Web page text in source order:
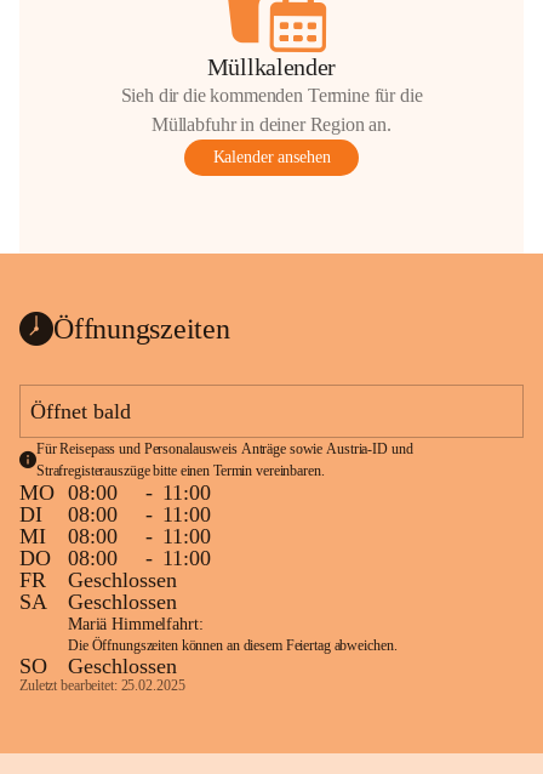
Müllkalender
Sieh dir die kommenden Termine für die
Müllabfuhr in deiner Region an.
Kalender ansehen
Öffnungszeiten
Öffnet bald
Für Reisepass und Personalausweis Anträge sowie Austria-ID und
Strafregisterauszüge bitte einen Termin vereinbaren.
MO 08:00 - 11:00
DI
08:00 - 11:00
MI
08:00 - 11:00
DO
08:00 - 11:00
FR
Geschlossen
SA
Geschlossen
Mariä Himmelfahrt:
Die Öffnungszeiten können an diesem Feiertag abweichen.
SO Geschlossen
Zuletzt bearbeitet: 25.02.2025